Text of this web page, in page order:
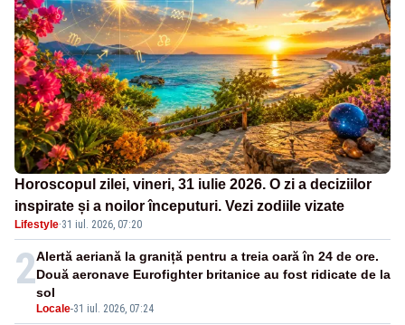
Horoscopul zilei, vineri, 31 iulie 2026. O zi a deciziilor
inspirate și a noilor începuturi. Vezi zodiile vizate
Lifestyle·31 iul. 2026, 07:20
2
Locale-31 iul. 2026, 07:24
Alertă aeriană la graniță pentru a treia oară în 24 de ore.
Două aeronave Eurofighter britanice au fost ridicate de la
sol